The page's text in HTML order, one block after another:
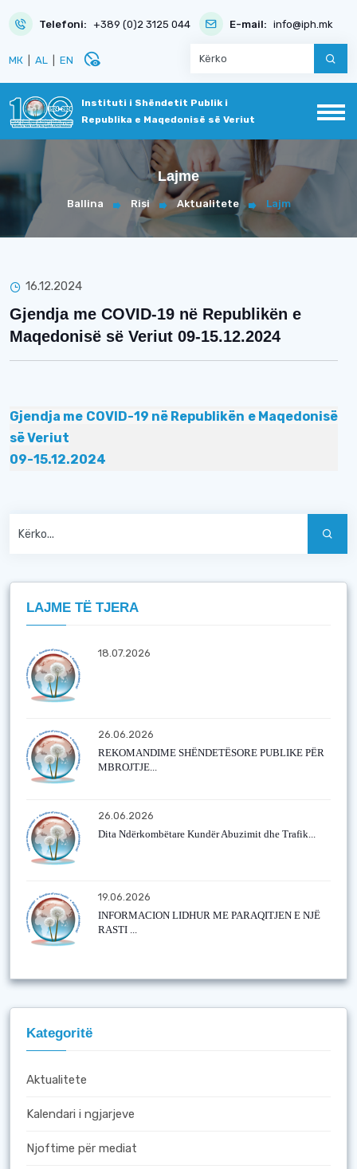
Telefoni: +389 (0)2 3125 044 E-mail: info@iph.mk
МК AL EN disabled_visible
Instituti i Shëndetit Publik i
Republika e Maqedonisë së Veriut
Lajme
Ballina Risi Aktualitete Lajm
16.12.2024
Gjendja me COVID-19 në Republikën e
Maqedonisë së Veriut 09-15.12.2024
Gjendja me COVID-19 në Republikën e Maqedonisë
së Veriut
09-15.12.2024
LAJME TË TJERA
18.07.2026
26.06.2026
REKOMANDIME SHËNDETËSORE PUBLIKE PËR
MBROJTJE...
26.06.2026
Dita Ndërkombëtare Kundër Abuzimit dhe Trafik...
19.06.2026
INFORMACION LIDHUR ME PARAQITJEN E NJË
RASTI ...
Kategoritë
Aktualitete
Kalendari i ngjarjeve
Njoftime për mediat